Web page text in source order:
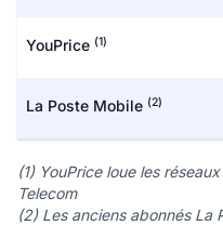
YouPrice (1)
La Poste Mobile (2)
(1) YouPrice loue les
Telecom
(2) Les anciens abonnés La